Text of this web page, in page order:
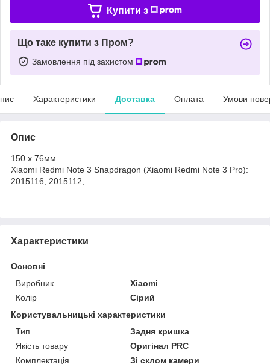
Купити з
Що таке купити з Пром?
Замовлення під захистом
Характеристики Доставка Оплата Умови
Опис
150 x 76мм.
Xiaomi Redmi Note 3 Snapdragon (Xiaomi Redmi Note 3 Pro):
2015116, 2015112;
Характеристики
Основні
Виробник
Xiaomi
Колір
Сірий
Користувальницькі характеристики
Тип
Задня кришка
Якість товару
Оригінал PRC
Комплектація
Зі склом камери